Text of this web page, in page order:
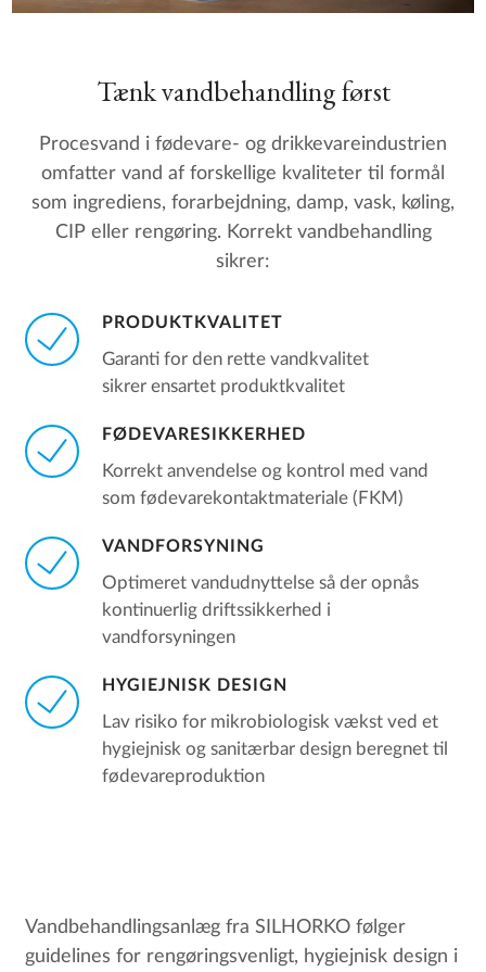
Tænk vandbehandling først
Procesvand i fødevare- og drikkevareindustrien
omfatter vand af forskellige kvaliteter til formål
som ingrediens, forarbejdning, damp, vask, køling,
CIP eller rengøring. Korrekt vandbehandling
sikrer:
PRODUKTKVALITET
Garanti for den rette vandkvalitet
sikrer ensartet produktkvalitet
FØDEVARESIKKERHED
Korrekt anvendelse og kontrol med vand
som fødevarekontaktmateriale (FKM)
VANDFORSYNING
Optimeret vandudnyttelse så der opnås
kontinuerlig driftssikkerhed i
vandforsyningen
HYGIEJNISK DESIGN
Lav risiko for mikrobiologisk vækst ved et
hygiejnisk og sanitærbar design beregnet til
fødevareproduktion
Vandbehandlingsanlæg fra SILHORKO følger
guidelines for rengøringsvenligt, hygiejnisk design i